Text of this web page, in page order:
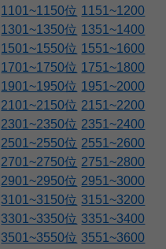
1101~1150位 1151~1200
1301~1350位 1351~1400
1501~1550位 1551~1600
1701~1750位 1751~1800
1901~1950位 1951~2000
2101~2150位 2151~2200
2301~2350位 2351~2400
2501~2550位 2551~2600
2701~2750位 2751~2800
2901~2950位 2951~3000
3101~3150位 3151~3200
3301~3350位 3351~3400
3501~3550位 3551~3600